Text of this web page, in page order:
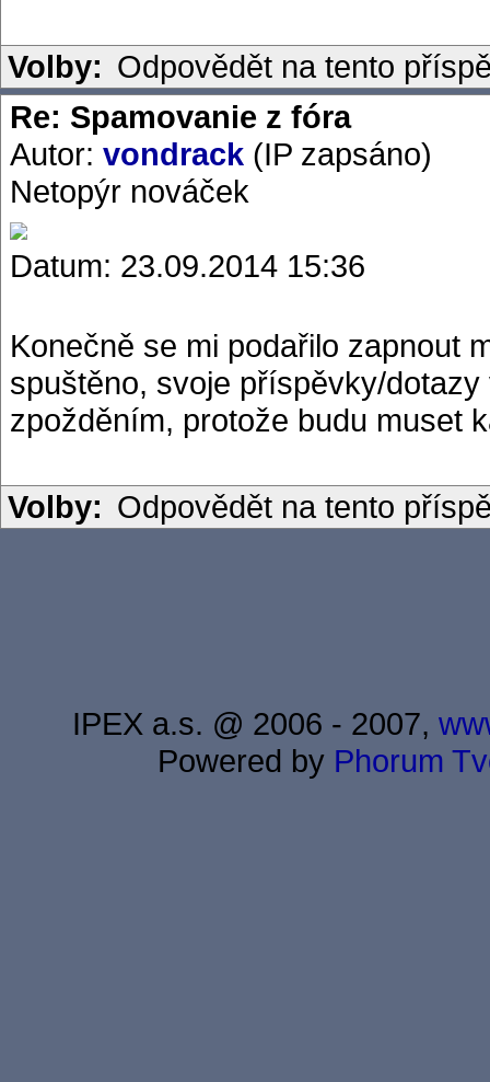
Volby: Odpovědět na tento
Re: Spamovanie z fóra
Autor: vondrack (IP zapsáno)
Netopýr nováček
Datum: 23.09.2014 15:36
Konečně se mi podařilo zapnout
spuštěno, svoje příspěvky/
zpožděním, protože budu muset
Volby: Odpovědět na tento
IPEX a.s. @ 2006 - 2007,
Powered by Phorum